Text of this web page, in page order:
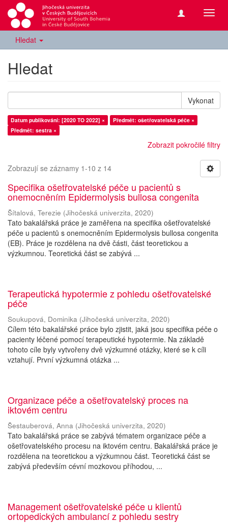
Hledat
Hledat
Vykonat
Datum publikování: [2020 TO 2022] ×
Předmět: ošetřovatelská péče ×
Předmět: sestra ×
Zobrazit pokročilé filtry
Zobrazují se záznamy 1-10 z 14
Specifika ošetřovatelské péče u pacientů s
onemocněním Epidermolysis bullosa congenita
Šítalová, Terezie (Jihočeská univerzita, 2020)
Tato bakalářská práce je zaměřena na specifika ošetřovatelské
péče u pacientů s onemocněním Epidermolysis bullosa congenita
(EB). Práce je rozdělena na dvě části, část teoretickou a
výzkumnou. Teoretická část se zabývá ...
Terapeutická hypotermie z pohledu ošetřovatelské
péče
Soukupová, Dominika (Jihočeská univerzita, 2020)
Cílem této bakalářské práce bylo zjistit, jaká jsou specifika péče o
pacienty léčené pomocí terapeutické hypotermie. Na základě
tohoto cíle byly vytvořeny dvě výzkumné otázky, které se k cíli
vztahují. První výzkumná otázka ...
Organizace péče a ošetřovatelský proces na
iktovém centru
Šestauberová, Anna (Jihočeská univerzita, 2020)
Tato bakalářská práce se zabývá tématem organizace péče a
ošetřovatelského procesu na iktovém centru. Bakalářská práce je
rozdělena na teoretickou a výzkumnou část. Teoretická část se
zabývá především cévní mozkovou příhodou, ...
Management ošetřovatelské péče u klientů
ortopedických ambulancí z pohledu sestry